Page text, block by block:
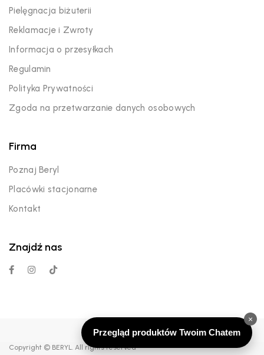
Pielęgnacja biżuterii
Reklamacje i Zwroty
Informacja o przesyłkach
Regulamin
Polityka Prywatności
Zgoda na przetwarzanie danych osobowych
Firma
Poznaj Beryl
Placówki stacjonarne
Kontakt
Znajdź nas
Copyright © BERYL. All rights reserved
×
Przegląd produktów Twoim Chatem